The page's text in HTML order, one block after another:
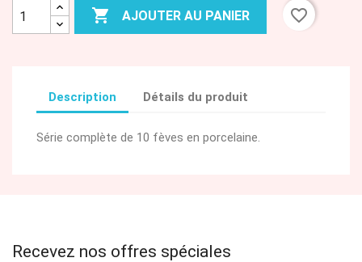
 AJOUTER AU PANIER favorite_border
Description Détails du produit
Série complète de 10 fèves en porcelaine.
Recevez nos offres spéciales